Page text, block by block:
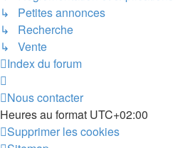
↳ Petites annonces
↳ Recherche
↳ Vente
Index du forum
Nous contacter
Heures au format UTC+02:00
Supprimer les cookies